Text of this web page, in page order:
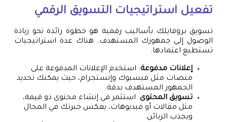
تفعيل استراتيجيات التسويق الرقمي
تسويق بروفايلك بأساليب رقمية هو خطوة رائدة نحو زيادة
الوصول إلى جمهورك المستهدف. هناك عدة استراتيجيات
تستطيع اعتمادها:
إعلانات مدفوعة: استخدم الإعلانات المدفوعة على
منصات مثل فيسبوك وإنستجرام، حيث يمكنك تحديد
الجمهور المستهدف بدقة.
تسويق المحتوى: استثمر في إنشاء محتوى ذو قيمة،
مثل مقالات أو فيديوهات، يعكس خبرتك في المجال
ويجذب الزبائن.